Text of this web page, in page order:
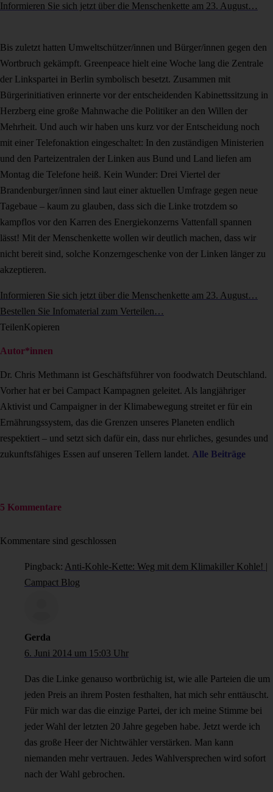
Informieren Sie sich jetzt über die Menschenkette am 23. August…
Bis zuletzt hatten Umweltschützer/innen und Bürger/innen gegen den
Wortbruch gekämpft. Greenpeace hielt eine Woche lang die Zentrale
der Linkspartei in Berlin symbolisch besetzt. Zusammen mit
Bürgerinitiativen erinnerte vor der entscheidenden Kabinettssitzung in
Herzberg eine große Mahnwache die Politiker an den Willen der
Mehrheit. Und auch wir haben uns kurz vor der Entscheidung noch
mit einer Telefonaktion eingeschaltet: In den zuständigen Ministerien
und den Parteizentralen der Linken aus Bund und Land liefen am
Montag die Telefone heiß. Kein Wunder: Drei Viertel der
Brandenburger/innen sind laut einer aktuellen Umfrage gegen neue
Tagebaue – kaum zu glauben, dass sich die Linke trotzdem so
kampflos vor den Karren des Energiekonzerns Vattenfall spannen
lässt! Mit der Menschenkette wollen wir deutlich machen, dass wir
nicht bereit sind, solche Konzerngeschenke von der Linken länger zu
akzeptieren.
Informieren Sie sich jetzt über die Menschenkette am 23. August…
Bestellen Sie Infomaterial zum Verteilen…
TeilenKopieren
Autor*innen
Dr. Chris Methmann ist Geschäftsführer von foodwatch Deutschland.
Vorher hat er bei Campact Kampagnen geleitet. Als langjähriger
Aktivist und Campaigner in der Klimabewegung streitet er für ein
Ernährungssystem, das die Grenzen unseres Planeten endlich
respektiert – und setzt sich dafür ein, dass nur ehrliches, gesundes und
zukunftsfähiges Essen auf unseren Tellern landet. Alle Beiträge
5 Kommentare
Kommentare sind geschlossen
Pingback: Anti-Kohle-Kette: Weg mit dem Klimakiller Kohle! |
Campact Blog
Gerda
6. Juni 2014 um 15:03 Uhr
Das die Linke genauso wortbrüchig ist, wie alle Parteien die um
jeden Preis an ihrem Posten festhalten, hat mich sehr enttäuscht.
Für mich war das die einzige Partei, der ich meine Stimme bei
jeder Wahl der letzten 20 Jahre gegeben habe. Jetzt werde ich
das große Heer der Nichtwähler verstärken. Man kann
niemanden mehr vertrauen. Jedes Wahlversprechen wird sofort
nach der Wahl gebrochen.